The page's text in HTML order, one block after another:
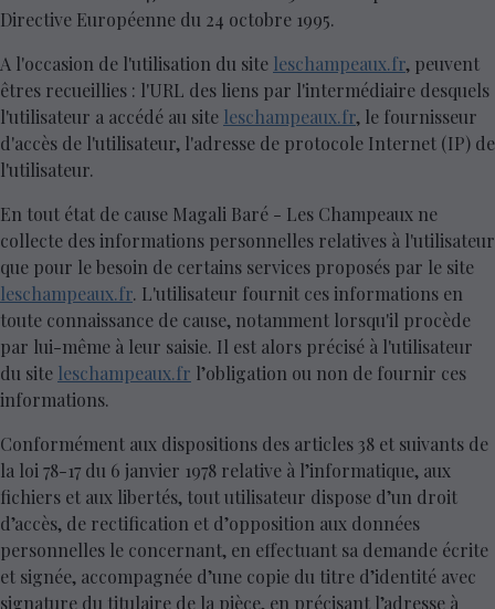
Directive Européenne du 24 octobre 1995.
A l'occasion de l'utilisation du site leschampeaux.fr, peuvent
êtres recueillies : l'URL des liens par l'intermédiaire desquels
l'utilisateur a accédé au site leschampeaux.fr, le fournisseur
d'accès de l'utilisateur, l'adresse de protocole Internet (IP) de
l'utilisateur.
En tout état de cause Magali Baré - Les Champeaux ne
collecte des informations personnelles relatives à l'utilisateur
que pour le besoin de certains services proposés par le site
leschampeaux.fr. L'utilisateur fournit ces informations en
toute connaissance de cause, notamment lorsqu'il procède
par lui-même à leur saisie. Il est alors précisé à l'utilisateur
du site leschampeaux.fr l’obligation ou non de fournir ces
informations.
Conformément aux dispositions des articles 38 et suivants de
la loi 78-17 du 6 janvier 1978 relative à l’informatique, aux
fichiers et aux libertés, tout utilisateur dispose d’un droit
d’accès, de rectification et d’opposition aux données
personnelles le concernant, en effectuant sa demande écrite
et signée, accompagnée d’une copie du titre d’identité avec
signature du titulaire de la pièce, en précisant l’adresse à